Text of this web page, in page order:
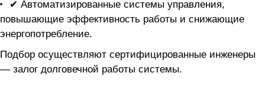
✔ Автоматизированные системы управления,
повышающие эффективность работы и снижающие
энергопотребление.
Подбор осуществляют сертифицированные инженеры
— залог долговечной работы системы.